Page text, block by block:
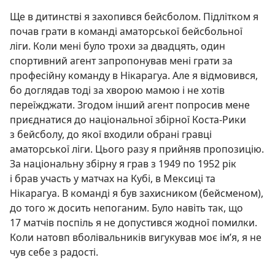
Ще в дитинстві я захопився бейсболом. Підлітком я
почав грати в команді аматорської бейсбольної
ліги. Коли мені було трохи за двадцять, один
спортивний агент запропонував мені грати за
професійну команду в Нікарагуа. Але я відмовився,
бо доглядав тоді за хворою мамою і не хотів
переїжджати. Згодом інший агент попросив мене
приєднатися до національної збірної Коста-Рики
з бейсболу, до якої входили обрані гравці
аматорської ліги. Цього разу я прийняв пропозицію.
За національну збірну я грав з 1949 по 1952 рік
і брав участь у матчах на Кубі, в Мексиці та
Нікарагуа. В команді я був захисником (бейсменом),
до того ж досить непоганим. Було навіть так, що
17 матчів поспіль я не допустився жодної помилки.
Коли натовп вболівальників вигукував моє ім’я, я не
чув себе з радості.